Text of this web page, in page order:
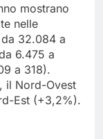
mostrano
nelle
32.084 a
6.475 a
a 318).
il Nord-Ovest
Est (+3,2%).